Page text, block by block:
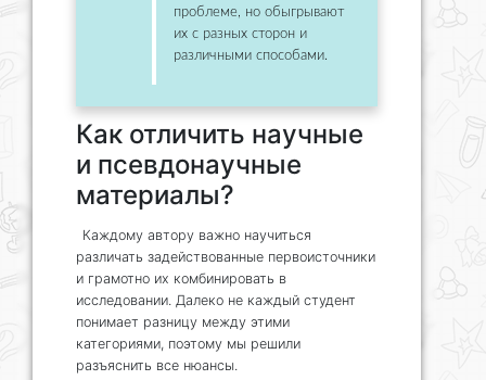
проблеме, но обыгрывают
их с разных сторон и
различными способами.
Как отличить научные
и псевдонаучные
материалы?
Каждому автору важно научиться
различать задействованные первоисточники
и грамотно их комбинировать в
исследовании. Далеко не каждый студент
понимает разницу между этими
категориями, поэтому мы решили
разъяснить все нюансы.